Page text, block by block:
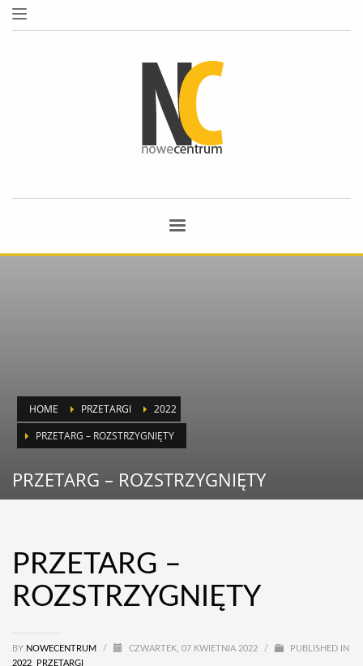
HOME PRZETARGI
2022
PRZETARG – ROZSTRZYGNIĘTY
PRZETARG – ROZSTRZYGNIĘTY
PRZETARG –
ROZSTRZYGNIĘTY
BY NOWECENTRUM / CZWARTEK, 07 KWIETNIA 2022 /
PUBLISHED IN
2022
PRZETARGI